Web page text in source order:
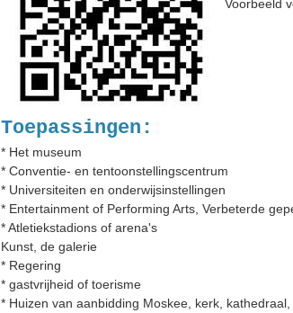
Voorbeeld
Toepassingen:
* Het museum
* Conventie- en tentoonstellingscentrum
* Universiteiten en onderwijsinstellingen
* Entertainment of Performing Arts, Verbeterde
* Atletiekstadions of arena's
Kunst, de galerie
* Regering
* gastvrijheid of toerisme
* Huizen van aanbidding Moskee, kerk,